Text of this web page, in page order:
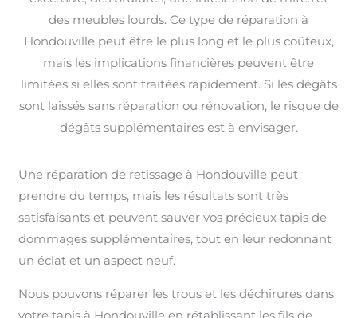
des meubles lourds. Ce type de réparation à
Hondouville peut être le plus long et le plus coûteux,
mais les implications financières peuvent être
limitées si elles sont traitées rapidement. Si les dégâts
sont laissés sans réparation ou rénovation, le risque de
dégâts supplémentaires est à envisager.
Une réparation de retissage à Hondouville peut
prendre du temps, mais les résultats sont très
satisfaisants et peuvent sauver vos précieux tapis de
dommages supplémentaires, tout en leur redonnant
un éclat et un aspect neuf.
Nous pouvons réparer les trous et les déchirures dans